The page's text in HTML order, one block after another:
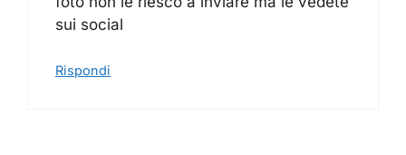
sui social
Rispondi